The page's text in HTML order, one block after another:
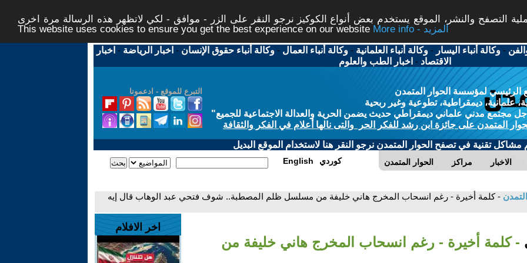
التصفح والنشر، الموقع يستخدم بعض أنواع الكوكيز نرجو النقر على الزر - موافق - لكي لاتظهر هذه الرسالة مرة اخرى -
This website uses cookies to ensure you get the best experience on our website
More info - المزيد
-وكالة أنباء اليسار -وكالة أنباء العلمانية -وكالة أنباء العمال -وكالة أنباء حقوق الإنسان - اخبار الرياضة - اخبار
الاقتصاد - اخبار الطب والعلوم
التبرع للموقع - ادعمونا
الرئيسي لمؤسسة الحوار المتمدن
علمانية، ديمقراطية، تطوعية وغير ربحية
مجتمع مدني علماني ديمقراطي حديث يضمن الحرية والعدالة الاجتماعية للجميع"
المتمدن على جائزة ابن رشد للفكر الحر والتى نالها أعلام في الفكر والثقافة
مشاكل تقنية في تصفح الحوار المتمدن نرجو النقر هنا لاستخدام الموقع البديل
الحوار المتمدن مراكز الاخبار English كوردي
- كلمة أخيرة - رغم انسحاب المخرج هاني خليفة من مسلسل ظلم المصطبة.. شوف فتحي عبد الوهاب قال إيه
- كلمة أخيرة - رغم انسحاب المخرج هاني خليفة من
اخر الافلام